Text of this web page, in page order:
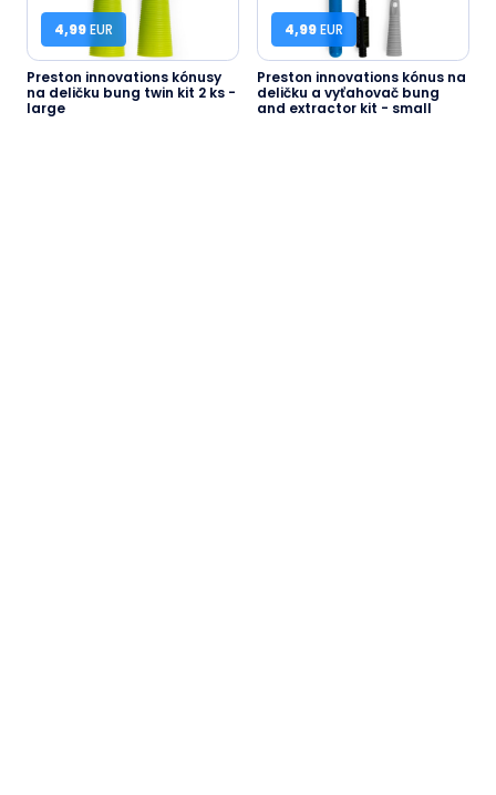
4,99EUR
Preston innovations kónusy
na deličku bung twin kit 2 ks -
large
4,99EUR
Preston innovations kónus na
deličku a vyťahovač bung
and extractor kit - small